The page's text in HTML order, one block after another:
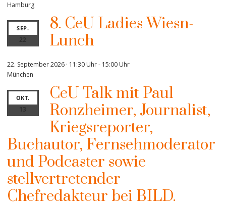
Hamburg
SEP.
22
8. CeU Ladies Wiesn-
Lunch
22. September 2026 · 11:30 Uhr- 15:00 Uhr
München
OKT.
13
CeU Talk mit Paul
Ronzheimer, Journalist,
Kriegsreporter,
Buchautor, Fernsehmoderator
und Podcaster sowie
stellvertretender
Chefredakteur bei BILD.